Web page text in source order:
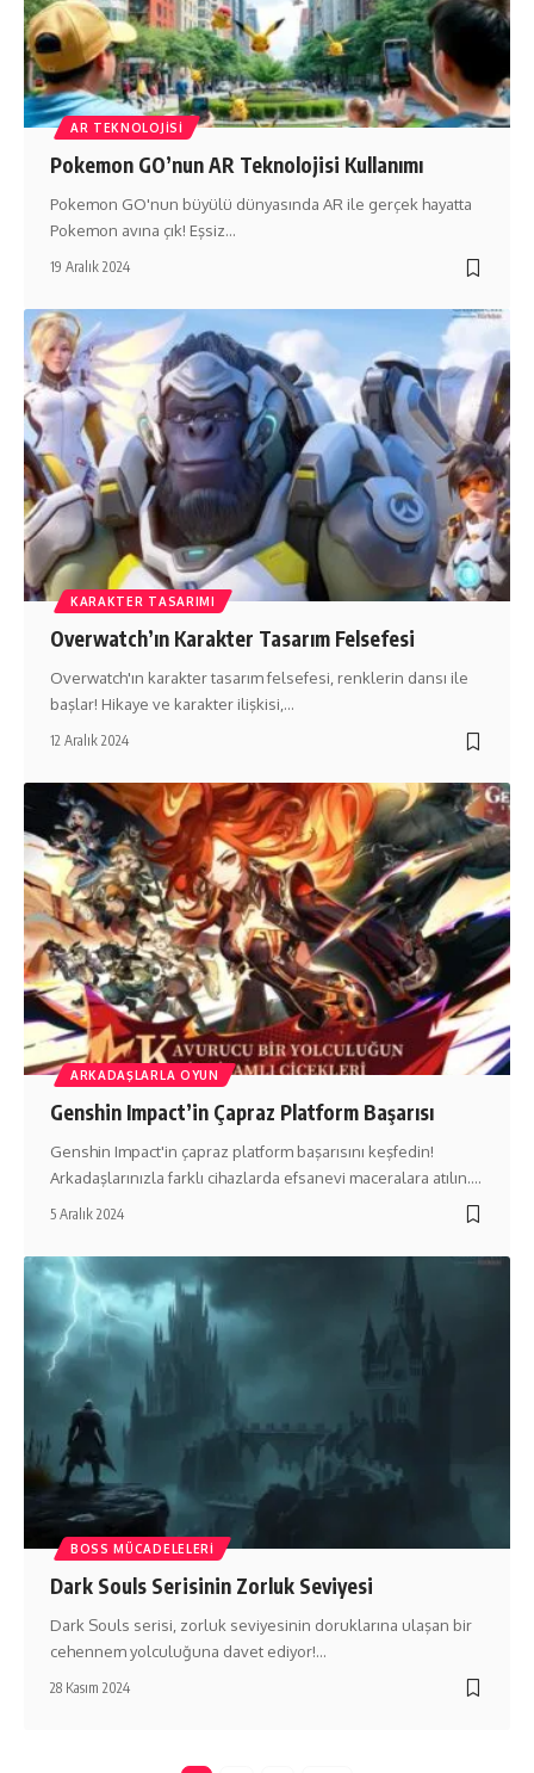
AR TEKNOLOJISI
Pokemon GO’nun AR Teknolojisi Kullanımı
Pokemon GO'nun büyülü dünyasında AR ile gerçek hayatta
Pokemon avına çık! Eşsiz…
19 Aralık 2024
KARAKTER TASARIMI
Overwatch’ın Karakter Tasarım Felsefesi
Overwatch'ın karakter tasarım felsefesi, renklerin dansı ile
başlar! Hikaye ve karakter ilişkisi,…
12 Aralık 2024
ARKADAŞLARLA OYUN
Genshin Impact’in Çapraz Platform Başarısı
Genshin Impact'in çapraz platform başarısını keşfedin!
Arkadaşlarınızla farklı cihazlarda efsanevi maceralara atılın.…
5 Aralık 2024
BOSS MÜCADELELERI
Dark Souls Serisinin Zorluk Seviyesi
Dark Souls serisi, zorluk seviyesinin doruklarına ulaşan bir
cehennem yolculuğuna davet ediyor!…
28 Kasım 2024